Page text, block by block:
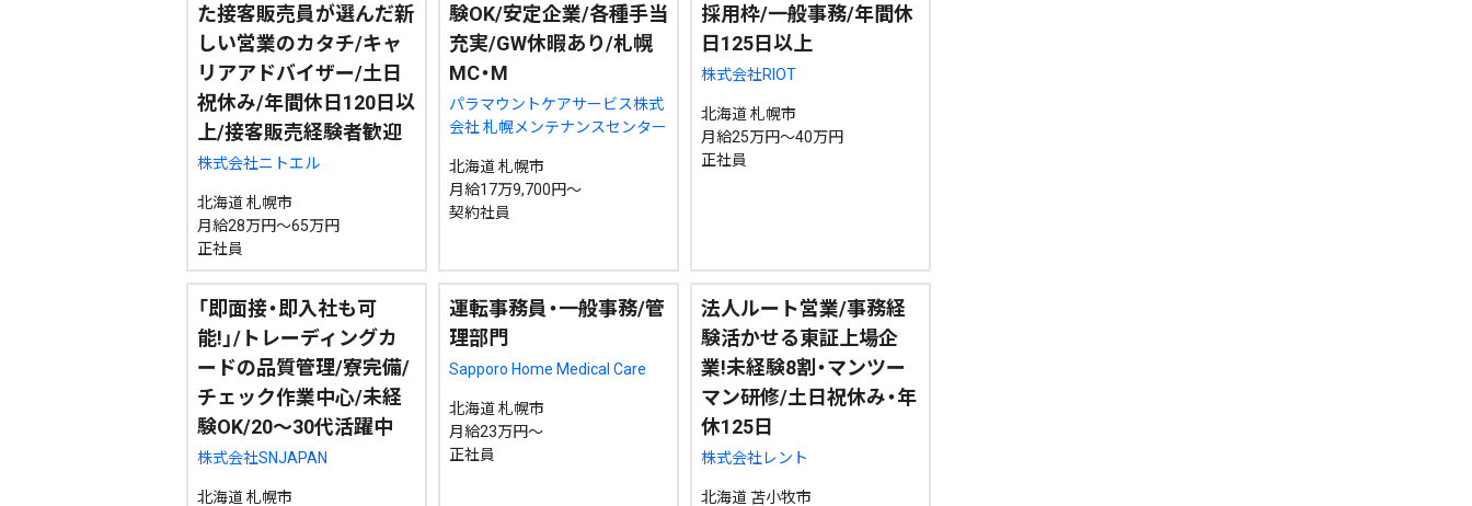
た接客販売員が選んだ新
しい営業のカタチ/キャ
リアアドバイザー/土日
祝休み/年間休日120日以
上/接客販売経験者歓迎
株式会社ニトエル
北海道 札幌市
月給28万円～65万円
正社員
験OK/安定企業/各種手当
充実/GW休暇あり/札幌
MC・M
パラマウントケアサービス株式
会社 札幌メンテナンスセンター
北海道 札幌市
月給17万9,700円～
契約社員
採用枠/一般事務/年間休
日125日以上
株式会社RIOT
北海道 札幌市
月給25万円～40万円
正社員
「即面接・即入社も可
能!」/トレーディングカ
ードの品質管理/寮完備/
チェック作業中心/未経
験OK/20〜30代活躍中
株式会社SNJAPAN
北海道 札幌市
運転事務員・一般事務/管
理部門
Sapporo Home Medical Care
北海道 札幌市
月給23万円～
正社員
法人ルート営業/事務経
験活かせる東証上場企
業!未経験8割・マンツー
マン研修/土日祝休み・年
休125日
株式会社レント
北海道 苫小牧市
絞り込み検索
期間を絞る
~
カテゴリで絞る
検索